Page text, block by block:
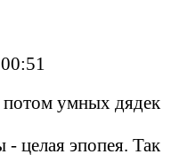
умных дядек
- целая эпопея. Так